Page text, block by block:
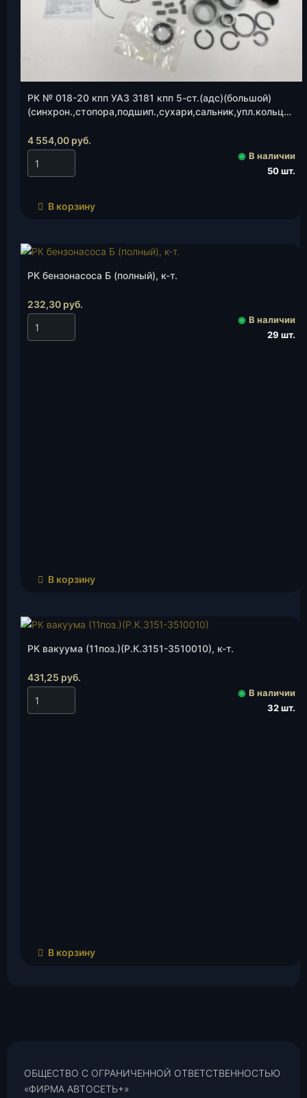
РК № 018-20 кпп УАЗ 3181 кпп 5-ст.(адс)(большой)
(синхрон.,стопора,подшип.,сухари,сальник,упл.кольцо),
4 554,00 руб.
◉ В наличии
50 шт.
В корзину
РК бензонасоса Б (полный), к-т.
232,30 руб.
◉ В наличии
29 шт.
В корзину
РК вакуума (11поз.)(Р.К.3151-3510010), к-т.
431,25 руб.
◉ В наличии
32 шт.
В корзину
ОБЩЕСТВО С ОГРАНИЧЕННОЙ ОТВЕТСТВЕННОСТЬЮ
«ФИРМА АВТОСЕТЬ+»